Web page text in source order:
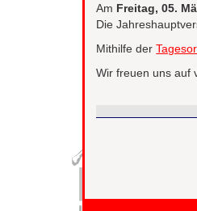
Am Freitag, 05.
Die
Mithilfe der
Wir freuen uns auf